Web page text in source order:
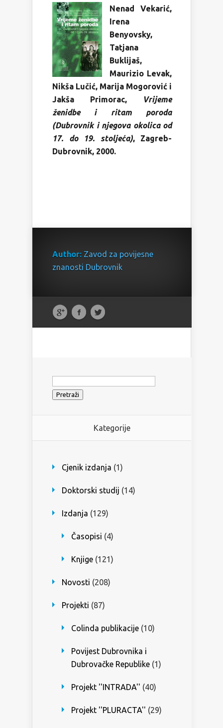
Nenad Vekarić,
Irena
Benyovsky,
Tatjana
Buklijaš,
Maurizio Levak,
Nikša Lučić, Marija Mogorović i
Jakša Primorac,
Vrijeme
ženidbe i ritam poroda
(Dubrovnik i njegova okolica od
17. do 19. stoljeća), Zagreb-
Dubrovnik, 2000.
Author: Zavod za povijesne
znanosti Dubrovnik
Pretraži:
Kategorije
Cjenik izdanja (1)
Doktorski studij (14)
Izdanja (129)
Časopisi (4)
Knjige (121)
Novosti (208)
Projekti (87)
Colinda publikacije (10)
Povijest Dubrovnika i
Dubrovačke Republike (1)
Projekt ''INTRADA'' (40)
Projekt ''PLURACTA'' (29)